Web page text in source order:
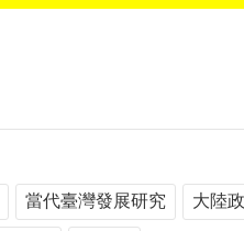
當代臺灣發展研究 大陸